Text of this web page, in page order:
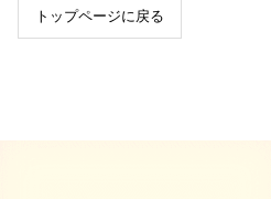
トップページに戻る